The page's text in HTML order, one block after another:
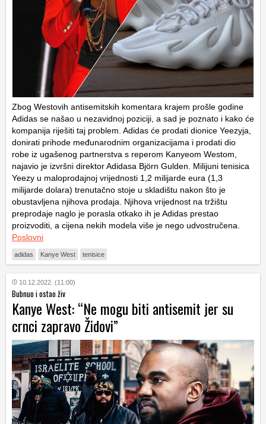
Zbog Westovih antisemitskih komentara krajem prošle godine
Adidas se našao u nezavidnoj poziciji, a sad je poznato i kako će
kompanija riješiti taj problem. Adidas će prodati dionice Yeezyja,
donirati prihode međunarodnim organizacijama i prodati dio
robe iz ugašenog partnerstva s reperom Kanyeom Westom,
najavio je izvršni direktor Adidasa Björn Gulden. Milijuni tenisica
Yeezy u maloprodajnoj vrijednosti 1,2 milijarde eura (1,3
milijarde dolara) trenutačno stoje u skladištu nakon što je
obustavljena njihova prodaja. Njihova vrijednost na tržištu
preprodaje naglo je porasla otkako ih je Adidas prestao
proizvoditi, a cijena nekih modela više je nego udvostručena.
Poslovni
adidas Kanye West tenisice
10.12.2022. (11:00)
Bubnuo i ostao živ
Kanye West: “Ne mogu biti antisemit jer su
crnci zapravo Židovi”